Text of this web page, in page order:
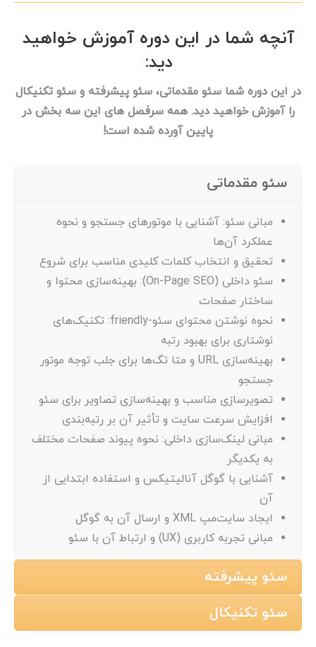
آنچه شما در این دوره آموزش خواهید
دید:
در این دوره شما سئو مقدماتی، سئو پیشرفته و سئو تکنیکال
را آموزش خواهید دید. همه سرفصل های این سه بخش در
پایین آورده شده است!
سئو مقدماتی
مبانی سئو: آشنایی با موتورهای جستجو و نحوه
عملکرد آن‌ها
تحقیق و انتخاب کلمات کلیدی مناسب برای شروع
سئو داخلی (On-Page SEO): بهینه‌سازی محتوا و
ساختار صفحات
نحوه نوشتن محتوای سئو-friendly: تکنیک‌های
نوشتاری برای بهبود رتبه
بهینه‌سازی URL و متا تگ‌ها برای جلب توجه موتور
جستجو
تصویرسازی مناسب و بهینه‌سازی تصاویر برای سئو
افزایش سرعت سایت و تأثیر آن بر رتبه‌بندی
مبانی لینک‌سازی داخلی: نحوه پیوند صفحات مختلف
به یکدیگر
آشنایی با گوگل آنالیتیکس و استفاده ابتدایی از
آن
ایجاد سایت‌مپ XML و ارسال آن به گوگل
مبانی تجربه کاربری (UX) و ارتباط آن با سئو
سئو پیشرفته
سئو تکنیکال